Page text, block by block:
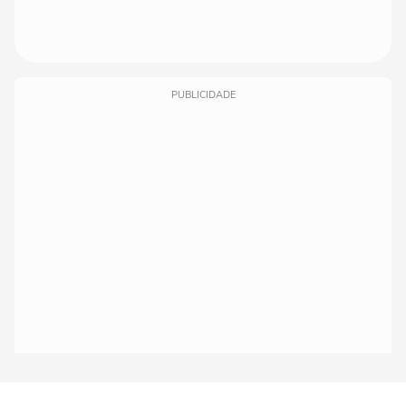
PUBLICIDADE